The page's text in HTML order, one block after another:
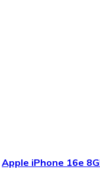
Apple iPhone 16e